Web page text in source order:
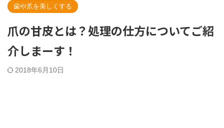
歯や爪を美しくする
爪の甘皮とは？処理の仕方についてご紹
介しまーす！
2018年6月10日